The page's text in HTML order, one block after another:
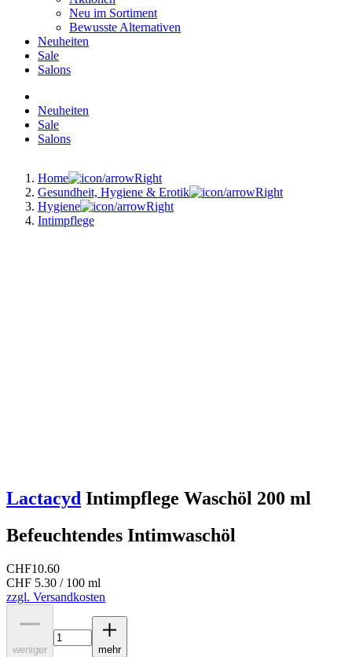
Neu im Sortiment
Bewusste Alternativen
Neuheiten
Sale
Salons
Neuheiten
Sale
Salons
Home
Gesundheit, Hygiene & Erotik
Hygiene
Intimpflege
Lactacyd Intimpflege Waschöl 200 ml
Befeuchtendes Intimwaschöl
CHF10.60
CHF 5.30 / 100 ml
zzgl. Versandkosten
weniger
mehr